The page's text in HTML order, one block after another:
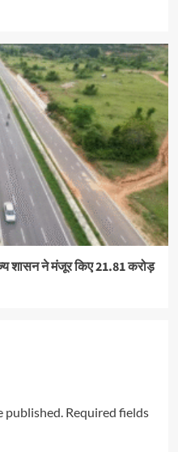
शासन ने मंजूर किए 21.81 करोड़
published. Required fields